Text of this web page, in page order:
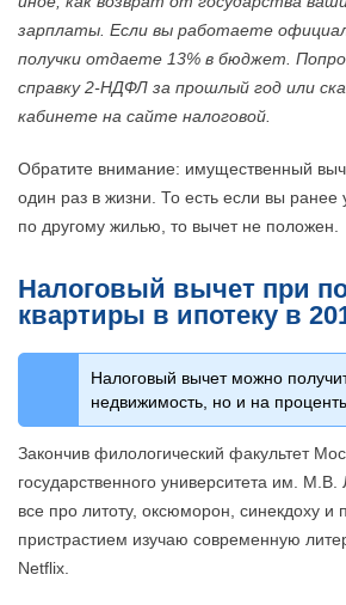
зарплаты. Если вы работаете
получки отдаете 13% в бюджет.
справку 2-НДФЛ за прошлый год или
кабинете на сайте налоговой.
Обратите внимание: имущественный
один раз в жизни. То есть если вы ранее
по другому жилью, то вычет не положен.
Налоговый вычет при
квартиры в ипотеку в
Налоговый вычет можно
недвижимость, но и на
Закончив филологический факультет
государственного университета им.
все про литоту, оксюморон, синекдоху
пристрастием изучаю современную
Netflix.